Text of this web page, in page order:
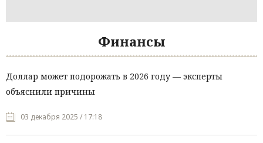
Финансы
Доллар может подорожать в 2026 году — эксперты
объяснили причины
03 декабря 2025 / 17:18